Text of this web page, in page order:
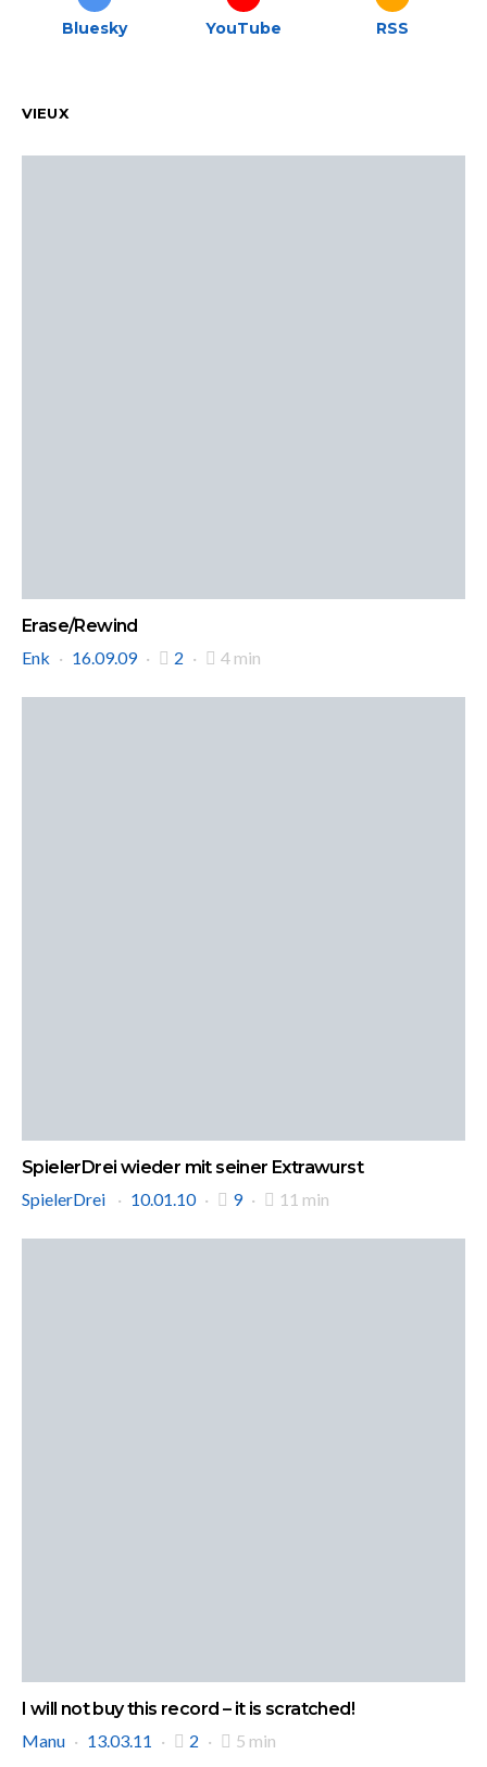
Bluesky YouTube RSS
VIEUX
Erase/Rewind
Enk
16.09.09 2 4 min
SpielerDrei wieder mit seiner Extrawurst
SpielerDrei
10.01.10 9 11 min
I will not buy this record – it is scratched!
Manu
13.03.11 2 5 min